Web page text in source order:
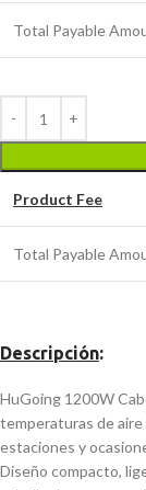
Total Payable
Product Fee
Total Payable
Descripción:
HuGoing 1200W
temperaturas de
estaciones y
Diseño compacto,